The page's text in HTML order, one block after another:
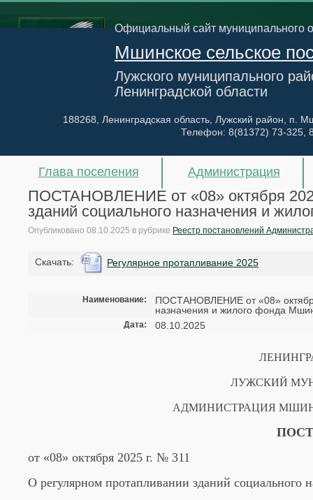
Официальный сайт муниципального
Мшинское сельское
Лужского муниципального
Ленинградской области
188268, Ленинградская область, Лужский район, п.
Телефон: 8(81372) 73-325,
Глава поселения Администрация
ПОСТАНОВЛЕНИЕ от «08» октября
зданий социального назначения и
Опубликовано 08.10.2025 в рубрике Реестр постановлений
Cкачать: Регулярное протапливание 2025
Наименование:
ПОСТАНОВЛЕНИЕ от «08»
назначения и жилого фонда
Дата: 08.10.2025
ЛУЖСКИЙ
АДМИНИСТРАЦИЯ
от «08» октября 2025 г. № 311
О регулярном протапливании зданий социального